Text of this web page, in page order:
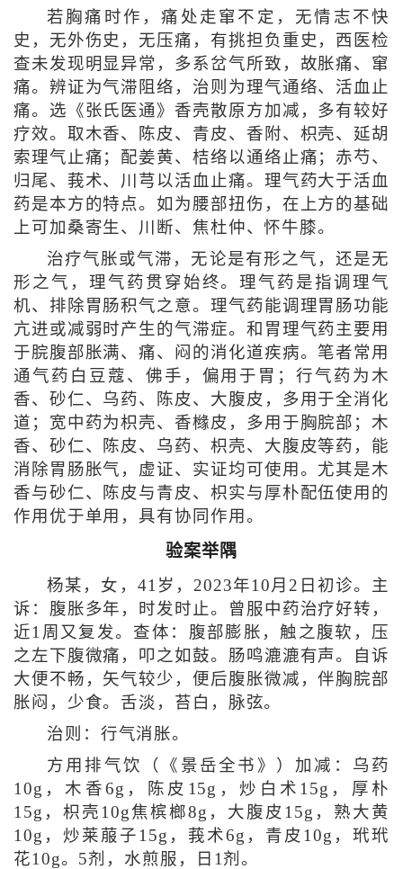
若胸痛时作，痛处走窜不定，无情志不快
史，无外伤史，无压痛，有挑担负重史，西医检
查未发现明显异常，多系岔气所致，故胀痛、窜
痛。辨证为气滞阻络，治则为理气通络、活血止
痛。选《张氏医通》香壳散原方加减，多有较好
疗效。取木香、陈皮、青皮、香附、枳壳、延胡
索理气止痛；配姜黄、桔络以通络止痛；赤芍、
归尾、莪术、川芎以活血止痛。理气药大于活血
药是本方的特点。如为腰部扭伤，在上方的基础
上可加桑寄生、川断、焦杜仲、怀牛膝。
治疗气胀或气滞，无论是有形之气，还是无
形之气，理气药贯穿始终。理气药是指调理气
机、排除胃肠积气之意。理气药能调理胃肠功能
亢进或减弱时产生的气滞症。和胃理气药主要用
于脘腹部胀满、痛、闷的消化道疾病。笔者常用
通气药白豆蔻、佛手，偏用于胃；行气药为木
香、砂仁、乌药、陈皮、大腹皮，多用于全消化
道；宽中药为枳壳、香橼皮，多用于胸脘部；木
香、砂仁、陈皮、乌药、枳壳、大腹皮等药，能
消除胃肠胀气，虚证、实证均可使用。尤其是木
香与砂仁、陈皮与青皮、枳实与厚朴配伍使用的
作用优于单用，具有协同作用。
验案举隅
杨某，女，41岁，2023年10月2日初诊。主
诉：腹胀多年，时发时止。曾服中药治疗好转，
近1周又复发。查体：腹部膨胀，触之腹软，压
之左下腹微痛，叩之如鼓。肠鸣漉漉有声。自诉
大便不畅，矢气较少，便后腹胀微减，伴胸脘部
胀闷，少食。舌淡，苔白，脉弦。
治则：行气消胀。
方用排气饮（《景岳全书》）加减：乌药
10g，木香6g，陈皮15g，炒白术15g，厚朴
15g，枳壳10g焦槟榔8g，大腹皮15g，熟大黄
10g，炒莱菔子15g，莪术6g，青皮10g，玳玳
花10g。5剂，水煎服，日1剂。